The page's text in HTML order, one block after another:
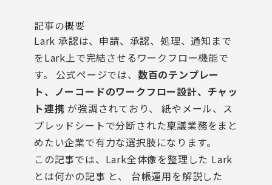
記事の概要
Lark 承認は、申請、承認、処理、通知まで
をLark上で完結させるワークフロー機能で
す。 公式ページでは、 数百のテンプレー
ト、ノーコードのワークフロー設計、チャッ
ト連携 が強調されており、 紙やメール、ス
プレッドシートで分断された稟議業務をまと
めたい企業で有力な選択肢になります。
この記事では、Lark全体像を整理した Lark
とは何かの記事 と、 台帳運用を解説した